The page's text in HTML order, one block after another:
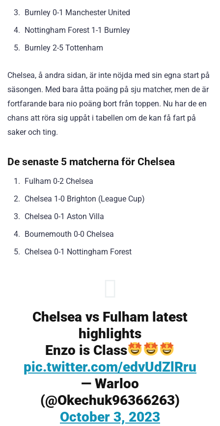
Burnley 0-1 Manchester United
Nottingham Forest 1-1 Burnley
Burnley 2-5 Tottenham
Chelsea, å andra sidan, är inte nöjda med sin egna start på
säsongen. Med bara åtta poäng på sju matcher, men de är
fortfarande bara nio poäng bort från toppen. Nu har de en
chans att röra sig uppåt i tabellen om de kan få fart på
saker och ting.
De senaste 5 matcherna för Chelsea
Fulham 0-2 Chelsea
Chelsea 1-0 Brighton (League Cup)
Chelsea 0-1 Aston Villa
Bournemouth 0-0 Chelsea
Chelsea 0-1 Nottingham Forest
Chelsea vs Fulham latest
highlights
Enzo is Class
pic.twitter.com/edvUdZlRru
— Warloo
(@Okechuk96366263)
October 3, 2023